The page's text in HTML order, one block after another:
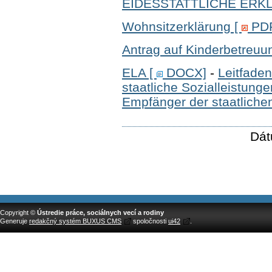
EIDESSTATTLICHE
Wohnsitzerklärung [
Antrag auf
ELA[ DOCX] -
staatliche
Empfänger der
Copyright © Ústredie práce, sociálnych vecí a rodiny
Generuje redakčný systém BUXUS CMS spoločnosti ui42